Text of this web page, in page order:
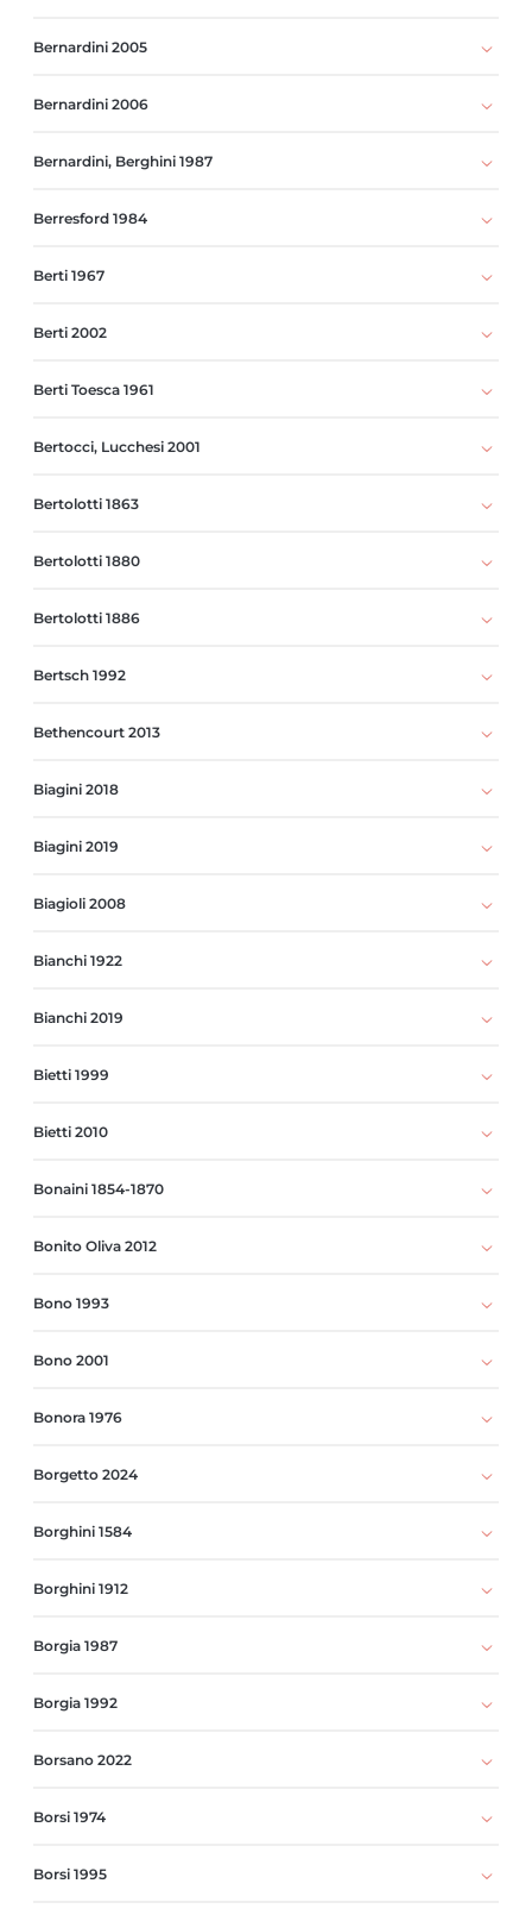
Bernardini 2005
Bernardini 2006
Bernardini, Berghini 1987
Berresford 1984
Berti 1967
Berti 2002
Berti Toesca 1961
Bertocci, Lucchesi 2001
Bertolotti 1863
Bertolotti 1880
Bertolotti 1886
Bertsch 1992
Bethencourt 2013
Biagini 2018
Biagini 2019
Biagioli 2008
Bianchi 1922
Bianchi 2019
Bietti 1999
Bietti 2010
Bonaini 1854-1870
Bonito Oliva 2012
Bono 1993
Bono 2001
Bonora 1976
Borgetto 2024
Borghini 1584
Borghini 1912
Borgia 1987
Borgia 1992
Borsano 2022
Borsi 1974
Borsi 1995